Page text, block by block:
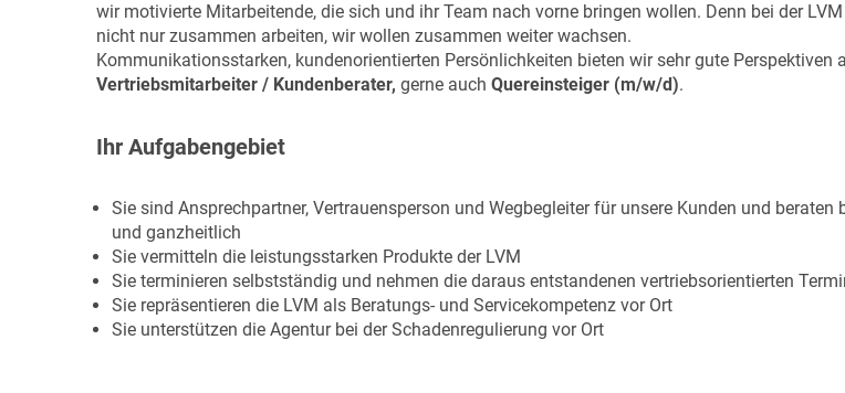
wir motivierte Mitarbeitende, die sich und ihr Team nach vorne bringen wollen. Denn bei der
nicht nur zusammen arbeiten, wir wollen zusammen weiter wachsen.
Kommunikationsstarken, kundenorientierten Persönlichkeiten bieten wir sehr gute Perspektiven
Vertriebsmitarbeiter / Kundenberater, gerne auch Quereinsteiger (m/w/d).
Ihr Aufgabengebiet
Sie sind Ansprechpartner, Vertrauensperson und Wegbegleiter für unsere Kunden und beraten
und ganzheitlich
Sie vermitteln die leistungsstarken Produkte der LVM
Sie terminieren selbstständig und nehmen die daraus entstandenen vertriebsorientierten
Sie repräsentieren die LVM als Beratungs- und Servicekompetenz vor Ort
Sie unterstützen die Agentur bei der Schadenregulierung vor Ort